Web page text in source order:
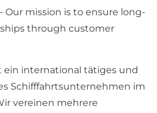
Our mission is to ensure long-
through customer
ein international tätiges und
Schifffahrtsunternehmen im
vereinen mehrere